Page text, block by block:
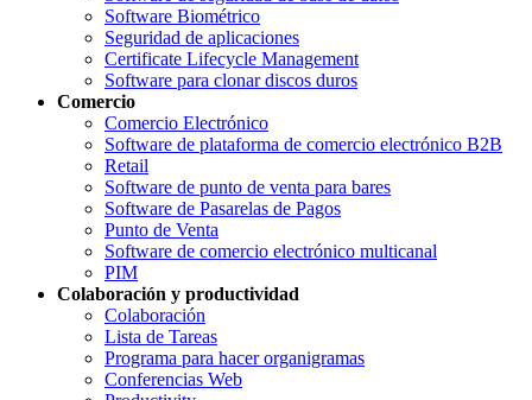
Software Biométrico
Seguridad de aplicaciones
Certificate Lifecycle Management
Software para clonar discos duros
Comercio
Comercio Electrónico
Software de plataforma de comercio electrónico B2B
Retail
Software de punto de venta para bares
Software de Pasarelas de Pagos
Punto de Venta
Software de comercio electrónico multicanal
PIM
Colaboración y productividad
Colaboración
Lista de Tareas
Programa para hacer organigramas
Conferencias Web